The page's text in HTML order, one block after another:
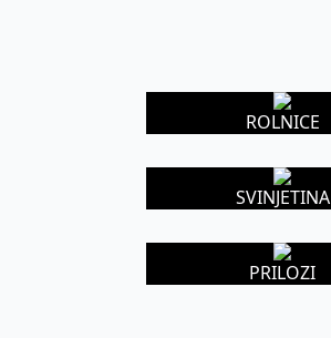
ROLNICE
SVINJETINA
PRILOZI